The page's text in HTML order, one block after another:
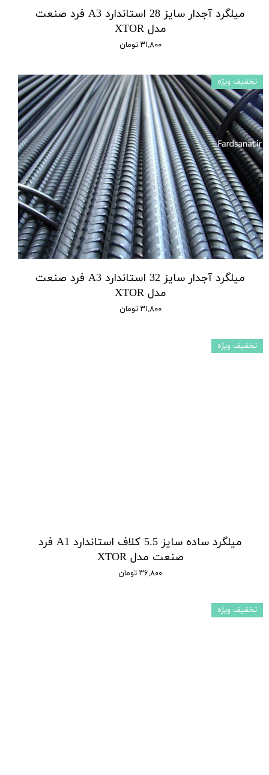
میلگرد آجدار سایز 28 استاندارد A3 فرد صنعت
مدل XTOR
۳۱,۸۰۰ تومان
میلگرد آجدار سایز 32 استاندارد A3 فرد صنعت
مدل XTOR
۳۱,۸۰۰ تومان
تخفیف ویژه
میلگرد ساده سایز 5.5 کلاف استاندارد A1 فرد
صنعت مدل XTOR
۳۶,۸۰۰ تومان
تخفیف ویژه
تخفیف ویژه